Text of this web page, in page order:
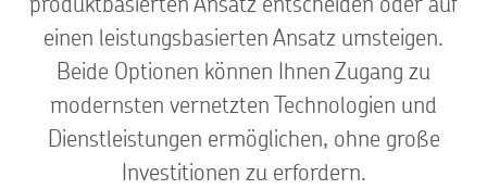
einen leistungsbasierten Ansatz umsteigen.
Beide Optionen können Ihnen Zugang zu
modernsten vernetzten Technologien und
Dienstleistungen ermöglichen, ohne große
Investitionen zu erfordern.